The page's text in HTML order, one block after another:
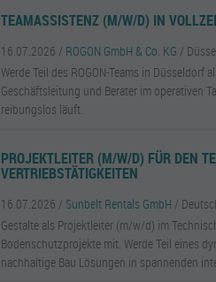
TEAMASSISTENZ (M/W/D) IN
16.07.2026 / ROGON GmbH & Co. KG /
Werde Teil des ROGON-Teams in Düsseldorf
Geschäftsleitung und Berater im operativen
reibungslos läuft.
PROJEKTLEITER (M/W/D) FÜR DEN
ERTRIEBSTÄTIGKEITEN
16.07.2026 / Sunbelt Rentals GmbH /
Gestalte als Projektleiter (m/w/d) im
Bodenschutzprojekte mit. Werde Teil eines
nachhaltige Bau Lösungen in spannenden